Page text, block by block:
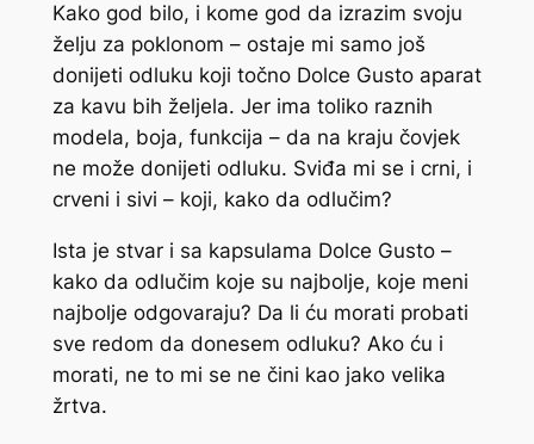
Kako god bilo, i kome god da izrazim svoju
želju za poklonom – ostaje mi samo još
donijeti odluku koji točno Dolce Gusto aparat
za kavu bih željela. Jer ima toliko raznih
modela, boja, funkcija – da na kraju čovjek
ne može donijeti odluku. Sviđa mi se i crni, i
crveni i sivi – koji, kako da odlučim?
Ista je stvar i sa kapsulama Dolce Gusto –
kako da odlučim koje su najbolje, koje meni
najbolje odgovaraju? Da li ću morati probati
sve redom da donesem odluku? Ako ću i
morati, ne to mi se ne čini kao jako velika
žrtva.